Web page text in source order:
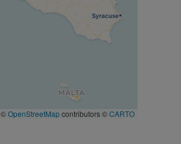
©OpenStreetMapcontributors ©CARTO